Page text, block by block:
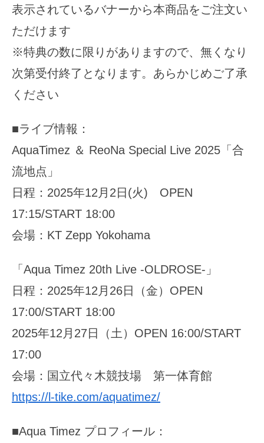
表示されているバナーから本商品をご注文い
ただけます
※特典の数に限りがありますので、無くなり
次第受付終了となります。あらかじめご了承
ください
■ライブ情報：
AquaTimez ＆ ReoNa Special Live 2025「合
流地点」
日程：2025年12月2日(火) OPEN
17:15/START 18:00
会場：KT Zepp Yokohama
「Aqua Timez 20th Live -OLDROSE-」
日程：2025年12月26日（金）OPEN
17:00/START 18:00
2025年12月27日（土）OPEN 16:00/START
17:00
会場：国立代々木競技場 第一体育館
https://l-tike.com/aquatimez/
■Aqua Timez プロフィール：